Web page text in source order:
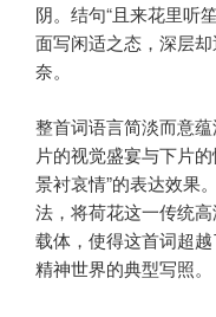
阴。结句“且来花里听
面写闲适之态，深层
奈。
整首词语言简淡而意
片的视觉盛宴与下片
景衬哀情”的表达效果
法，将荷花这一传统
载体，使得这首词超
精神世界的典型写照。